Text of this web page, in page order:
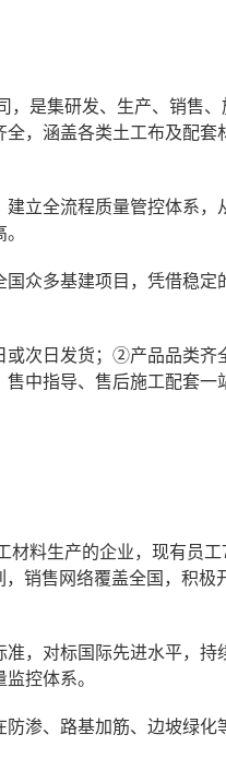
，是集研发、生产、销售、
，涵盖各类土工布及配套
立全流程质量管控体系，
众多基建项目，凭借稳定
或次日发货；②产品品类齐
中指导、售后施工配套一
材料生产的企业，现有员工
销售网络覆盖全国，积极
，对标国际先进水平，持
控体系。
渗、路基加筋、边坡绿化